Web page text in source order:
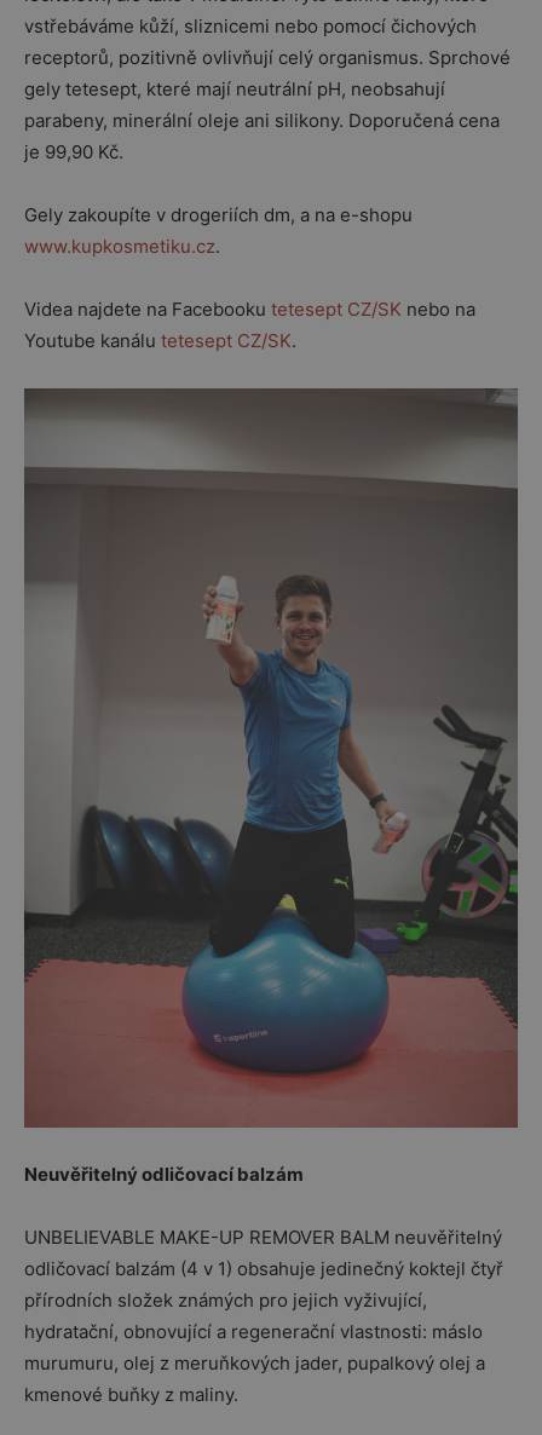
vstřebáváme kůží, sliznicemi nebo pomocí čichových
receptorů, pozitivně ovlivňují celý organismus. Sprchové
gely tetesept, které mají neutrální pH, neobsahují
parabeny, minerální oleje ani silikony. Doporučená cena
je 99,90 Kč.
Gely zakoupíte v drogeriích dm, a na e-shopu
www.kupkosmetiku.cz.
Videa najdete na Facebooku tetesept CZ/SK nebo na
Youtube kanálu tetesept CZ/SK.
Neuvěřitelný odličovací balzám
UNBELIEVABLE MAKE-UP REMOVER BALM neuvěřitelný
odličovací balzám (4 v 1) obsahuje jedinečný koktejl čtyř
přírodních složek známých pro jejich vyživující,
hydratační, obnovující a regenerační vlastnosti: máslo
murumuru, olej z meruňkových jader, pupalkový olej a
kmenové buňky z maliny.